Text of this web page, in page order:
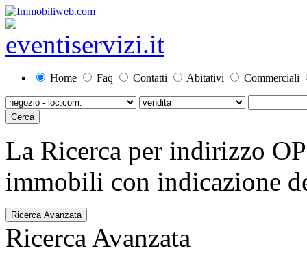
Home Faq Contatti Abitativi Commerciali
La Ricerca per indirizzo
immobili con indicazione
Ricerca Avanzata
Ricerca Avanzata